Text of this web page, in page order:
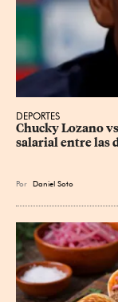
DEPORTES
Chucky Lozano
salarial entre las
Por Daniel Soto